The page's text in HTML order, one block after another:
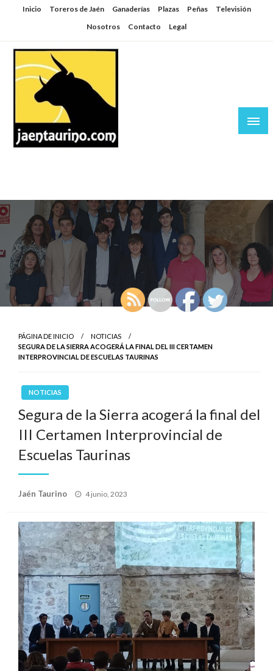
SaltarInicio Toreros de Jaén Ganaderías Plazas Peñas
Televisión
Nosotros
Contacto Legal
PÁGINA DE INICIO
NOTICIAS
SEGURA DE LA SIERRA ACOGERÁ LA FINAL DEL III CERTAMEN
INTERPROVINCIAL DE ESCUELAS TAURINAS
NOTICIAS
Segura de la Sierra acogerá la final del
III Certamen Interprovincial de
Escuelas Taurinas
Jaén Taurino
Publicado
4 junio, 2023